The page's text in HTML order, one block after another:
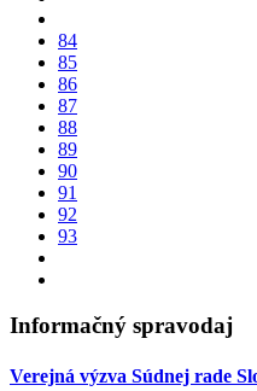
84
85
86
87
88
89
90
91
92
93
Informačný spravodaj
Verejná výzva Súdnej rade